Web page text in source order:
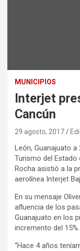
MUNICIPIOS
Interjet
Cancún
29 agosto, 2017
León, Guanajuato
Turismo del Estado
Rocha asistió a la
aerolínea Interjet
En su mensaje
afluencia de los
Guanajuato en los
incremento del 15%.
“Hace 4 años